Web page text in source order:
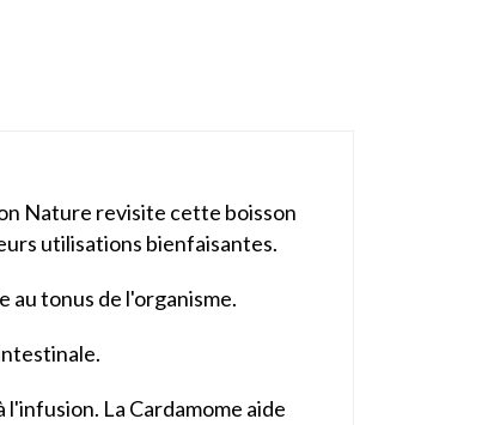
Nature revisite cette boisson
utilisations bienfaisantes.
au tonus de l'organisme.
La Cardamome aide